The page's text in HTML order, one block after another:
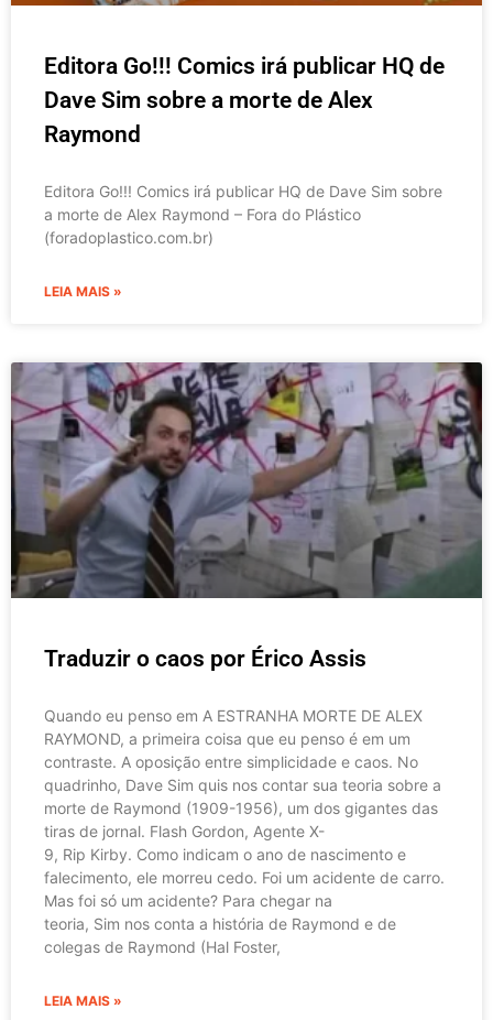
Editora Go!!! Comics irá publicar HQ de
Dave Sim sobre a morte de Alex
Raymond
Editora Go!!! Comics irá publicar HQ de Dave Sim sobre
a morte de Alex Raymond – Fora do Plástico
(foradoplastico.com.br)
LEIA MAIS »
Traduzir o caos por Érico Assis
Quando eu penso em A ESTRANHA MORTE DE ALEX
RAYMOND, a primeira coisa que eu penso é em um
contraste. A oposição entre simplicidade e caos. No
quadrinho, Dave Sim quis nos contar sua teoria sobre a
morte de Raymond (1909-1956), um dos gigantes das
tiras de jornal. Flash Gordon, Agente X-
9, Rip Kirby. Como indicam o ano de nascimento e
falecimento, ele morreu cedo. Foi um acidente de carro.
Mas foi só um acidente? Para chegar na
teoria, Sim nos conta a história de Raymond e de
colegas de Raymond (Hal Foster,
LEIA MAIS »